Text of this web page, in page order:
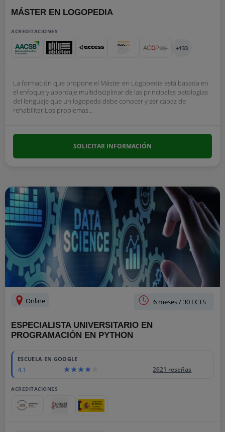
MÁSTER EN LOGOPEDIA
ACREDITACIONES
+133
La formación que propone el Máster en Logopedia está basada en
el enfoque y abordaje multidisciplinar de las principales patologías
del lenguaje que un logopeda debe conocer y ser capaz de
rehabilitar.Los problemas...
SOLICITAR INFORMACIÓN
Online 6 meses / 30 ECTS
ESPECIALISTA UNIVERSITARIO EN
PROGRAMACIÓN EN PYTHON
ESCUELA EN GOOGLE
4.1 2621 reseñas
ACREDITACIONES